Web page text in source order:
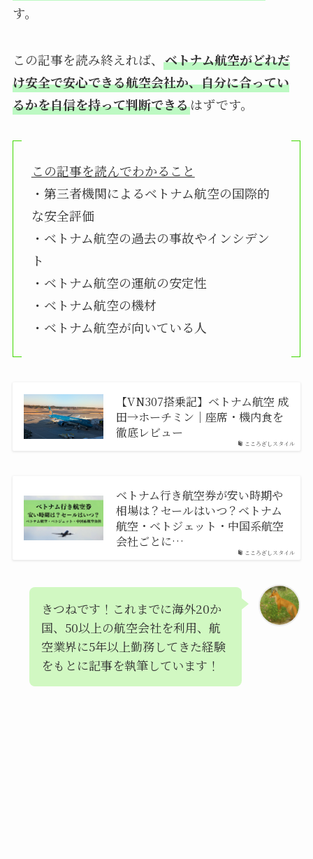
す。
この記事を読み終えれば、 ベトナム航空がどれだ
け安全で安心できる航空会社か、自分に合ってい
るかを自信を持って判断できるはずです。
この記事を読んでわかること
・第三者機関によるベトナム航空の国際的
な安全評価
・ベトナム航空の過去の事故やインシデン
ト
・ベトナム航空の運航の安定性
・ベトナム航空の機材
・ベトナム航空が向いている人
こころざしスタイル
【VN307搭乗記】ベトナム航空 成
田→ホーチミン｜座席・機内食を
徹底レビュー
こころざしスタイル
ベトナム行き航空券が安い時期や
相場は？セールはいつ？ベトナム
航空・ベトジェット・中国系航空
会社ごとに…
きつねです！これまでに海外20か
国、50以上の航空会社を利用、航
空業界に5年以上勤務してきた経験
をもとに記事を執筆しています！